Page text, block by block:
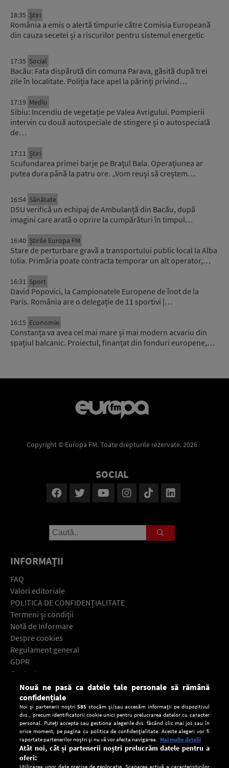
18:35 Știri
România a emis o alertă timpurie către Comisia Europeană
din cauza secetei și a riscurilor pentru sistemul energetic
17:35 Social
Bacău: Fata dispărută din comuna Parava, găsită după trei
zile în localitate. Poliția face apel la părinți privind…
17:19 Mediu
Sibiu: Incendiu de vegetație pe Valea Avrigului. Pompierii
intervin cu două autospeciale de stingere și o autospecială
de…
17:11 Știri
Scufundarea primei barje pe Brațul Bala. Operațiunea ar
putea dura până la patru ore. „Vom reuși să creștem…
16:54 Sănătate
DSU verifică un echipaj de Ambulanță din Bacău, după
imagini care arată o oprire la cumpărături în timpul…
16:40 Știrile Europa FM
Stare de perturbare gravă a transportului public local la Alba
Iulia. Primăria poate contracta temporar un alt operator,…
16:31 Sport
David Popovici, la Campionatele Europene de înot de la
Paris. România are o delegație de 11 sportivi |…
16:15 Economie
Constanța va avea cel mai mare și mai modern acvariu din
spațiul balcanic. Proiectul, finanțat din fonduri europene,…
Copyright © Europa FM. Toate drepturile rezervate. 2026
SOCIAL
INFORMAŢII
FAQ
Valori editoriale
POLITICA DE CONFIDENŢIALITATE
Termeni şi condiţii
Notă de Informare
Despre cookies
Regulament general
GDPR
Contact
Descarcă gratuit aplicaţia Europa FM pentru smartphone:
Nouă ne pasă ca datele tale personale să rămână
confidențiale
Noi și partenerii noștri585 stocăm și/sau accesăm informații pe dispozitivul
dvs., precum identificatorii cookie unici pentru prelucrarea datelor cu caracter
personal. Puteți accepta sau gestiona alegerile dvs. făcând clic mai jos sau în
orice moment, pe pagina cu politica de confidențialitate. Aceste alegeri vor fi
raportate partenerilor noștri și nu vă vor afecta navigarea. Mai multe detalii
Atât noi, cât și partenerii noștri prelucrăm datele pentru a
oferi:
Utilizarea unor date precise de geolocație. Scanarea activă a caracteristicilor